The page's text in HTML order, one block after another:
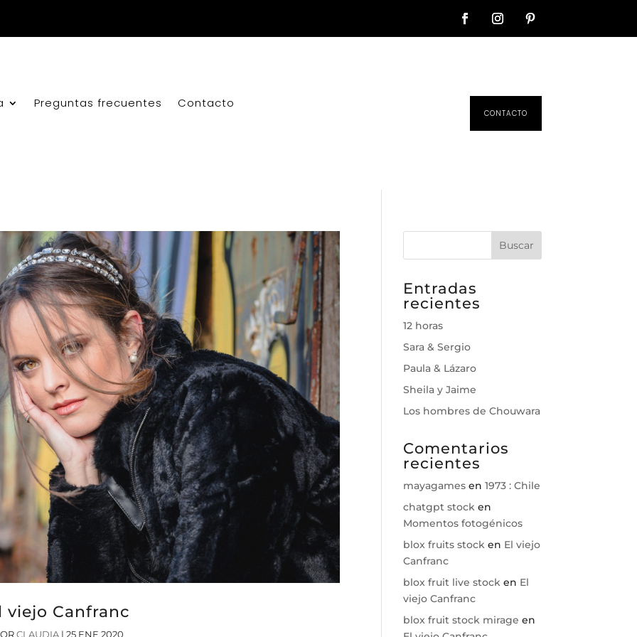
Preguntas frecuentes Contacto
CONTACTO
viejo Canfranc
CLAUDIA| 25 ENE 2020
Entradas
recientes
12 horas
Sara & Sergio
Paula & Lázaro
Sheila y Jaime
Los hombres de Chouwara
Comentarios
recientes
mayagames en1973 : Chile
chatgpt stock en
Momentos fotogénicos
blox fruits stock en El viejo
Canfranc
blox fruit live stock en El
viejo Canfranc
blox fruit stock mirage en